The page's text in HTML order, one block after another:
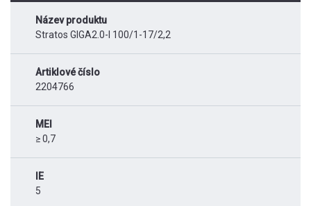
Název produktu
Stratos GIGA2.0-I 100/1-17/2,2
Artiklové číslo
2204766
MEI
≥ 0,7
IE
5